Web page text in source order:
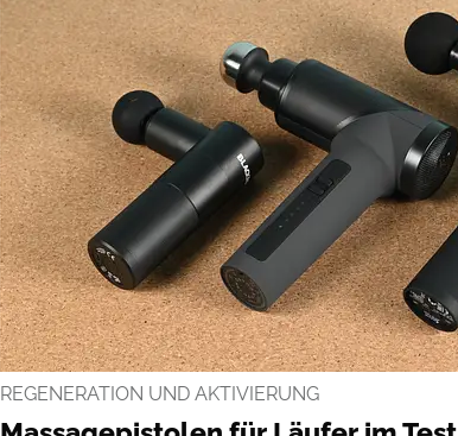
REGENERATION UND AKTIVIERUNG